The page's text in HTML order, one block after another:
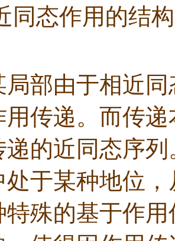
同态作用的结构
局部由于相近
用传递。而传
递的近同态序
处于某种地位
特殊的基于作